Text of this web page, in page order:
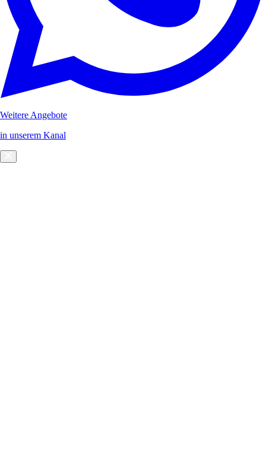
Weitere Angebote
in unserem Kanal